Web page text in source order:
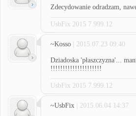
Zdecydowanie odradzam,
UsbFix 2015 7.999.12
~Kosso | 2015.07.23 09:40
Dziadoska 'płaszczyzna'...
!!!!!!!!!!!!!!!!!!!!!
UsbFix 2015 7.999.12
~UsbFix | 2015.06.04 14:37